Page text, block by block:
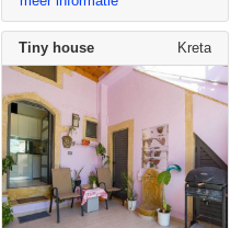
Tiny house Kreta